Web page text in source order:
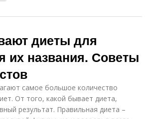
диеты для
их названия. Советы
самое большое количество
От того, какой бывает диета,
результат. Правильная диета –